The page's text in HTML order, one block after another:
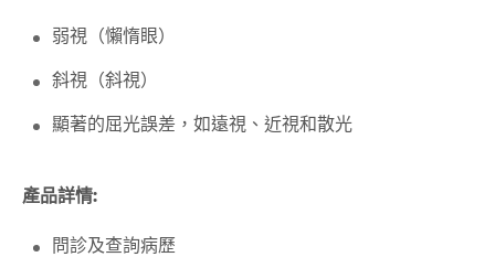
弱視（懶惰眼）
斜視（斜視）
顯著的屈光誤差，如遠視、近視和散光
產品詳情:
問診及查詢病歷